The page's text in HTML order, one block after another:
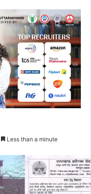
Less than a minute